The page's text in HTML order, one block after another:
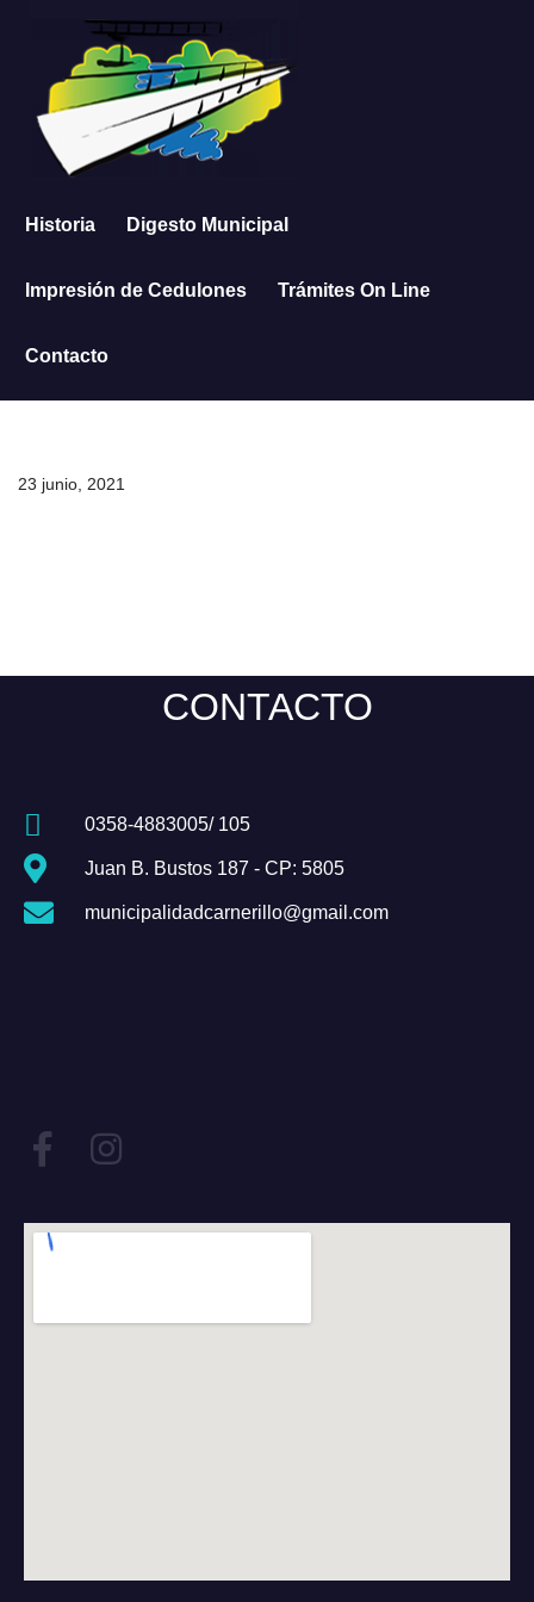
contenido
Historia Digesto Municipal
Impresión de Cedulones Trámites On Line
Contacto
23 junio, 2021
CONTACTO
0358-4883005/ 105
Juan B. Bustos 187 - CP: 5805
municipalidadcarnerillo@gmail.com